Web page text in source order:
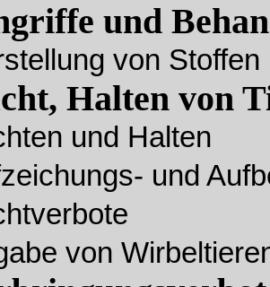
und
von Stoffen
Halten von
und Halten
und
von